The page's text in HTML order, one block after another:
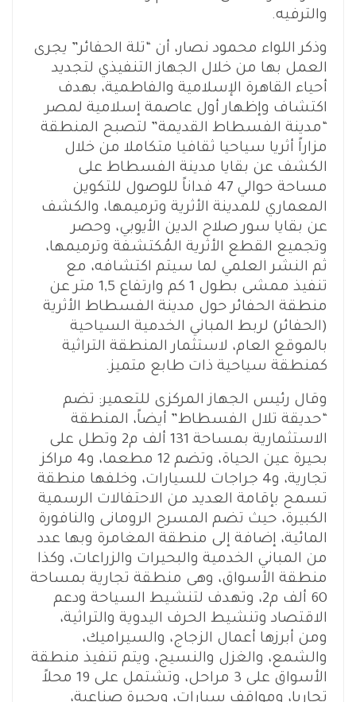
والترفيه.
وذكر اللواء محمود نصار، أن “تلة الحفائر” يجرى
العمل بها من خلال الجهاز التنفيذي لتجديد
أحياء القاهرة الإسلامية والفاطمية، بهدف
اكتشاف وإظهار أول عاصمة إسلامية لمصر
“مدينة الفسطاط القديمة” لتصبح المنطقة
مزاراً أثريا سياحيا ثقافيا متكاملا من خلال
الكشف عن بقايا مدينة الفسطاط على
مساحة حوالي 47 فداناً للوصول للتكوين
المعماري للمدينة الأثرية وترميمها، والكشف
عن بقايا سور صلاح الدين الأيوبي، وحصر
وتجميع القطع الأثرية المُكتشفة وترميمها،
ثم النشر العلمي لما سيتم اكتشافه، مع
تنفيذ ممشى بطول 1 كم وارتفاع 1,5 متر عن
منطقة الحفائر حول مدينة الفسطاط الأثرية
(الحفائر) لربط المباني الخدمية السياحية
بالموقع العام، لاستثمار المنطقة التراثية
كمنطقة سياحية ذات طابع متميز.
وقال رئيس الجهاز المركزى للتعمير: تضم
“حديقة تلال الفسطاط” أيضاً، المنطقة
الاستثمارية بمساحة 131 ألف م2 وتطل على
بحيرة عين الحياة، وتضم 12 مطعما، و4 مراكز
تجارية، و4 جراجات للسيارات، وخلفها منطقة
تسمح بإقامة العديد من الاحتفالات الرسمية
الكبيرة، حيث تضم المسرح الرومانى والنافورة
المائية، إضافة إلى منطقة المغامرة وبها عدد
من المباني الخدمية والبحيرات والزراعات، وكذا
منطقة الأسواق، وهى منطقة تجارية بمساحة
60 ألف م2، وتهدف لتنشيط السياحة ودعم
الاقتصاد وتنشيط الحرف اليدوية والتراثية،
ومن أبرزها أعمال الزجاج، والسيراميك،
والشمع، والغزل والنسيج، ويتم تنفيذ منطقة
الأسواق على 3 مراحل، وتشتمل على 19 محلاً
تجاريا، ومواقف سيارات، وبحيرة صناعية،